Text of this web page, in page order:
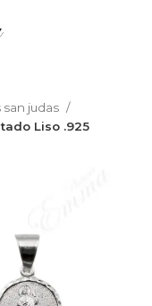
san judas
Liso .925